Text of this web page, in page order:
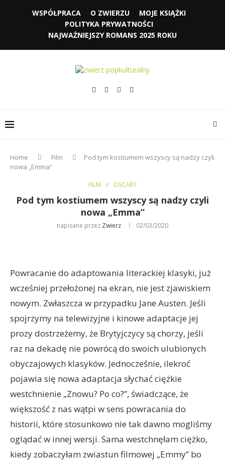
WSPÓŁPRACA O ZWIERZU
MOJE KSIĄŻKI
POLITYKA PRYWATNOŚCI
NAJWAŻNIEJSZY ROMANS 2025 ROKU
Home Film
Pod tym kostiumem wszyscy są nadzy czyli
nowa „Emma”
FILM OSCARY
Pod tym kostiumem wszyscy są nadzy czyli
nowa „Emma”
napisane przez Zwierz 02/03/2020
Powracanie do adaptowania literackiej klasyki, już
wcześniej przełożonej na ekran, nie jest zjawiskiem
nowym. Zwłaszcza w przypadku Jane Austen. Jeśli
spojrzymy na telewizyjne i kinowe adaptacje jej
prozy dostrzeżemy, że Brytyjczycy są chorzy, jeśli
raz na dekadę nie powrócą do swoich ulubionych
obyczajowych klasyków. Jednocześnie, ilekroć
pojawia się nowa adaptacja słychać ciężkie
westchnienie „Znowu? Po co?”, świadczące, że
większość z nas wątpi w sens powracania do
historii, które stosunkowo nie tak dawno mogliśmy
oglądać w innej wersji. Sama westchnęłam ciężko,
kiedy zobaczyłam zwiastun filmowej „Emmy” bo